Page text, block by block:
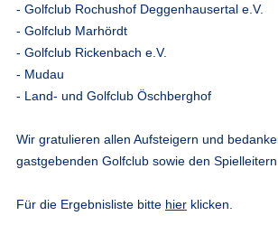
- Golfclub Rochushof Deggenhausertal e.V.
- Golfclub Marhördt
- Golfclub Rickenbach e.V.
- Mudau
- Land- und Golfclub Öschberghof
Wir gratulieren allen Aufsteigern und
gastgebenden Golfclub sowie den
Für die Ergebnisliste bitte hierklicken.